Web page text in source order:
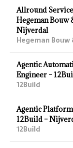
Allround
Hegeman Bouw
Nijverdal
Hegeman Bouw
Agentic
Engineer –
12Build
Agentic
12Build –
12Build